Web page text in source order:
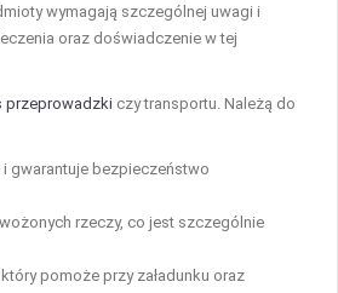
wymagają szczególnej uwagi i
oraz doświadczenie w tej
przeprowadzki czy transportu. Należą do
gwarantuje bezpieczeństwo
rzeczy, co jest szczególnie
pomoże przy załadunku oraz